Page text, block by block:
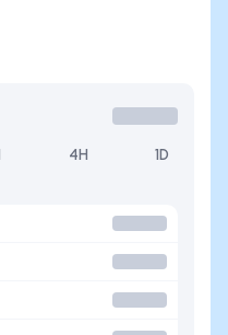
4H 1D